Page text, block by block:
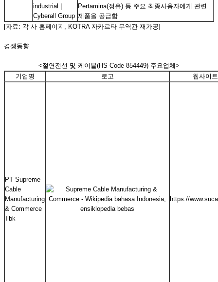
Pertamina(정유) 등 주요 최종사용자에게 관련
제품을 공급함
[자료: 각 사 홈페이지, KOTRA 자카르타 무역관 재가공]
경쟁동향
<절연전선 및 케이블(HS Code 854449) 주요업체>
기업명
로고 웹사이트
PT Supreme
Cable
Manufacturing
& Commerce
Tbk
https://